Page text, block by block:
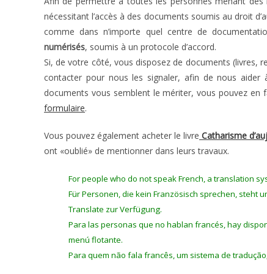
nécessitant l’accès à des documents soumis au droit
comme dans n’importe quel centre de
numérisés, soumis à un protocole d’accord.
Si, de votre côté, vous disposez de documents (livres,
contacter pour nous les signaler, afin de nous aider
documents vous semblent le mériter, vous pouvez
formulaire.
Vous pouvez également acheter le livre Catharisme
ont «oublié» de mentionner dans leurs travaux.
For people who do not speak French, a translation
Für Personen, die kein Französisch sprechen, steht
Translate zur Verfügung.
Para las personas que no hablan francés, hay
menú flotante.
Para quem não fala francês, um sistema de